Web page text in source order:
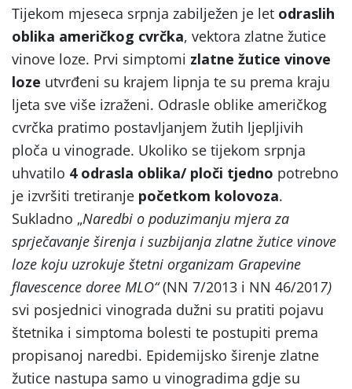
Tijekom mjeseca srpnja zabilježen je let odraslih
oblika američkog cvrčka, vektora zlatne žutice
vinove loze. Prvi simptomi zlatne žutice vinove
loze utvrđeni su krajem lipnja te su prema kraju
ljeta sve više izraženi. Odrasle oblike američkog
cvrčka pratimo postavljanjem žutih ljepljivih
ploča u vinograde. Ukoliko se tijekom srpnja
uhvatilo 4 odrasla oblika/ ploči tjedno potrebno
je izvršiti tretiranje početkom kolovoza.
Sukladno „Naredbi o poduzimanju mjera za
sprječavanje širenja i suzbijanja zlatne žutice vinove
loze koju uzrokuje štetni organizam Grapevine
flavescence doree MLO“(NN 7/2013 i NN 46/201 7)
svi posjednici vinograda dužni su pratiti pojavu
štetnika i simptoma bolesti te postupiti prema
propisanoj naredbi. Epidemijsko širenje zlatne
žutice nastupa samo u vinogradima gdje su